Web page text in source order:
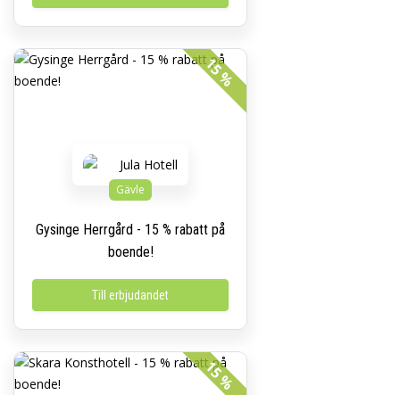
15 %
Gävle
Gysinge Herrgård - 15 % rabatt på
boende!
Till erbjudandet
15 %